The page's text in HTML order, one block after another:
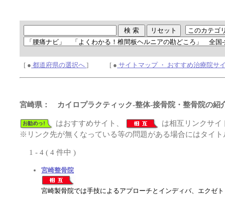
[ ● 都道府県の選択へ] [ ● サイトマップ ・ おすすめ治療院サ
宮崎県： カイロプラクティック-整体-接骨院・整骨院の紹
はおすすめサイト、
は相互リンクサ
※リンク先が無くなっている等の問題がある場合にはタイト
1 - 4 ( 4 件中 )
宮崎整骨院
宮崎製骨院では手技によるアプローチとインディバ、エクゼ